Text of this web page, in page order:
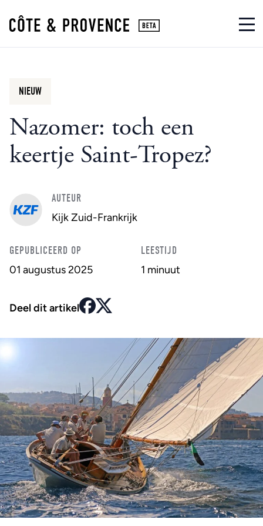
Nazomer: toch een
keertje Saint-Tropez?
NIEUW
AUTEUR
Kijk Zuid-Frankrijk
GEPUBLICEERD OP
01 augustus 2025
LEESTIJD
1 minuut
Deel dit artikel